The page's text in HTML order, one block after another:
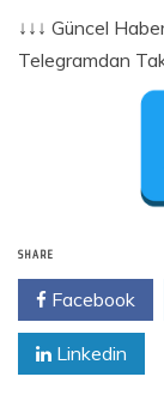
↓↓↓ Güncel
Telegramdan
SHARE
Facebook
Linkedin